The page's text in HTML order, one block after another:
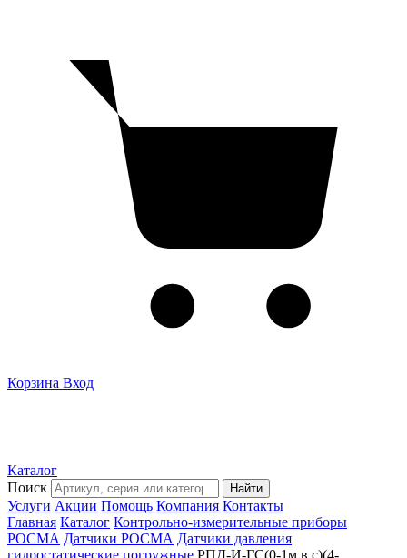
Корзина Вход
Каталог
Поиск
Найти
Услуги Акции Помощь Компания Контакты
Главная Каталог Контрольно-измерительные приборы
РОСМА Датчики РОСМА Датчики давления
гидростатические погружные РПД-И-ГС(0-1м.в.с)(4-